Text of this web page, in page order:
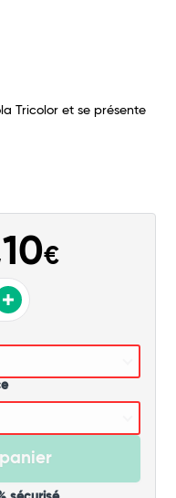
Tricolor et se présente
€